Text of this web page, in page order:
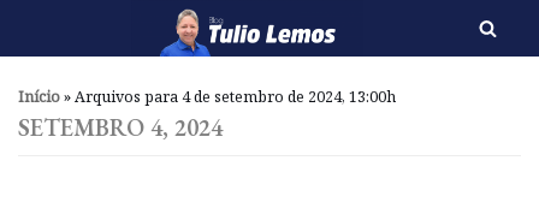
para
o
Início»Arquivos para 4 de setembro de 2024, 13:00h
SETEMBRO 4, 2024